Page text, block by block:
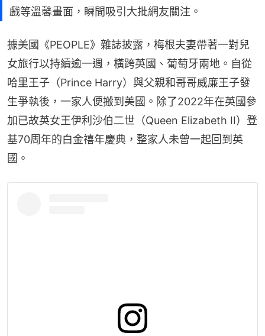
戲等溫馨畫面，瞬間吸引大批網友關注。
據美國《PEOPLE》雜誌披露，梅根夫妻帶著一對兒
女旅行以持續逾一週，橫跨英國、葡萄牙兩地。自從
哈里王子（Prince Harry）與父親和哥哥威廉王子發
生爭執後，一家人便搬到美國。除了2022年在英國參
加已故英女王伊利沙伯二世（Queen Elizabeth II）登
基70周年的白金禧年慶典，整家人未曾一起回到英
國。